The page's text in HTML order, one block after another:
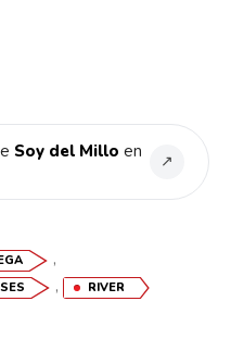
Soy del Millo en
↗
,
, RIVER